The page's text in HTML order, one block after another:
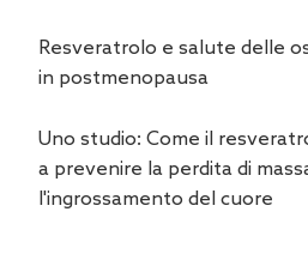
Resveratrolo e salute delle
in postmenopausa
Uno studio: Come il
a prevenire la perdita di
l'ingrossamento del cuore